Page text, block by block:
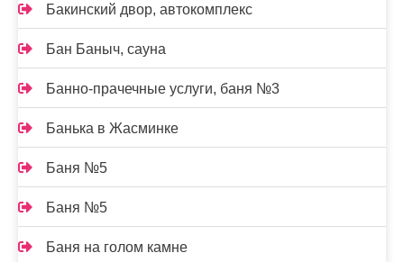
Бакинский двор, автокомплекс
Бан Баныч, сауна
Банно-прачечные услуги, баня №3
Банька в Жасминке
Баня №5
Баня №5
Баня на голом камне